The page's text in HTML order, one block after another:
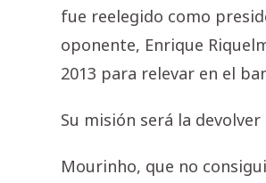
fue reelegido como
oponente, Enrique
2013 para relevar en el
Su misión será la
Mourinho, que no